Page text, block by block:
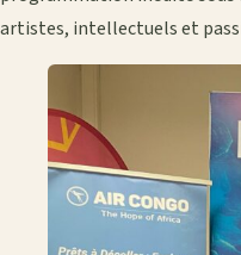
artistes, intellectuels et